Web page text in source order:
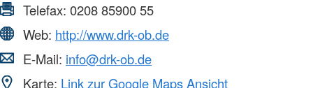
Telefax: 0208 85900 55
Web: http://www.drk-ob.de
E-Mail: info@drk-ob.de
Karte: Link zur Google Maps Ansicht